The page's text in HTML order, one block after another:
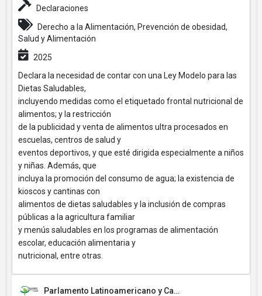
Declaraciones
Derecho a la Alimentación, Prevención de obesidad,
Salud y Alimentación
2025
Declara la necesidad de contar con una Ley Modelo para las
Dietas Saludables,
incluyendo medidas como el etiquetado frontal nutricional de
alimentos; y la restricción
de la publicidad y venta de alimentos ultra procesados en
escuelas, centros de salud y
eventos deportivos, y que esté dirigida especialmente a niños
y niñas. Además, que
incluya la promoción del consumo de agua; la existencia de
kioscos y cantinas con
alimentos de dietas saludables y la inclusión de compras
públicas a la agricultura familiar
y menús saludables en los programas de alimentación
escolar, educación alimentaria y
nutricional, entre otras.
Parlamento Latinoamericano y Caribeño (PARLATINO)